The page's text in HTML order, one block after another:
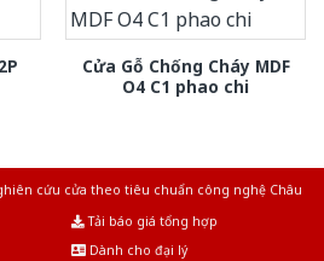
Cửa Gỗ Chống Cháy MDF
O4 C1 phao chi
cứu cửa theo tiêu chuẩn công nghệ Châu
Tải báo giá tổng hợp
Dành cho đại lý